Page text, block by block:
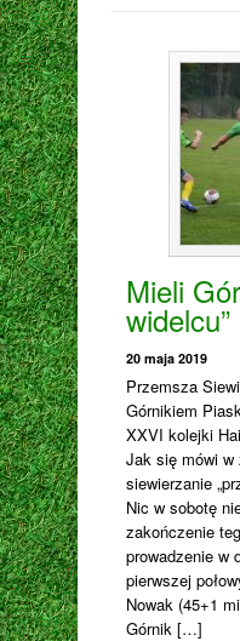
Mieli
20 maja 2019
Przemsza
Górnikiem
XXVI kolejki
Jak się mówi w
siewierzanie
Nic w sobotę
zakończenie
prowadzenie w
pierwszej
Nowak (45+1
Górnik […]